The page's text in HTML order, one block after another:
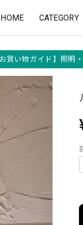
HOME CATEGORY
買い物ガイド】照